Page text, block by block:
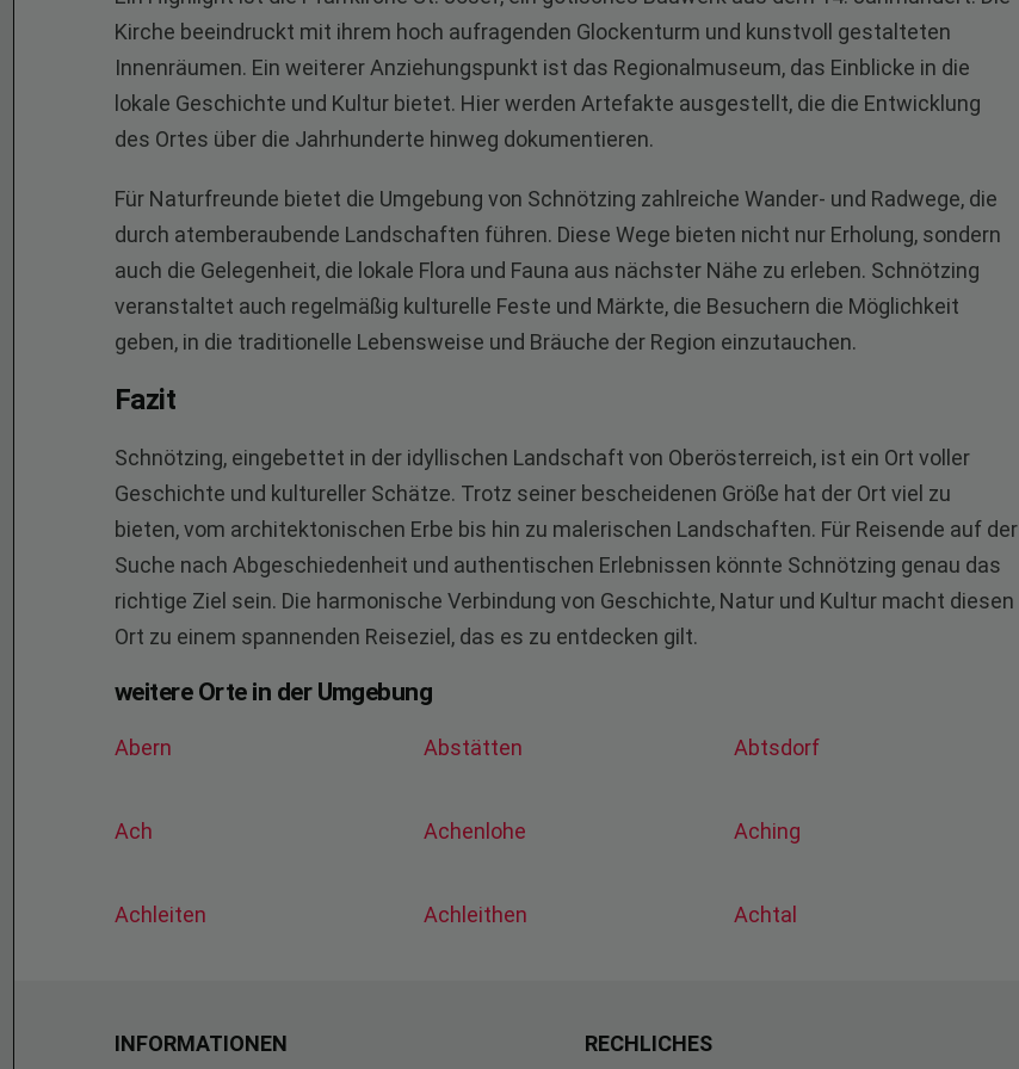
Kirche beeindruckt mit ihrem hoch aufragenden Glockenturm und kunstvoll gestalteten
Innenräumen. Ein weiterer Anziehungspunkt ist das Regionalmuseum, das Einblicke in die
lokale Geschichte und Kultur bietet. Hier werden Artefakte ausgestellt, die die Entwicklung
des Ortes über die Jahrhunderte hinweg dokumentieren.
Für Naturfreunde bietet die Umgebung von Schnötzing zahlreiche Wander- und Radwege, die
durch atemberaubende Landschaften führen. Diese Wege bieten nicht nur Erholung, sondern
auch die Gelegenheit, die lokale Flora und Fauna aus nächster Nähe zu erleben. Schnötzing
veranstaltet auch regelmäßig kulturelle Feste und Märkte, die Besuchern die Möglichkeit
geben, in die traditionelle Lebensweise und Bräuche der Region einzutauchen.
Fazit
Schnötzing, eingebettet in der idyllischen Landschaft von Oberösterreich, ist ein Ort voller
Geschichte und kultureller Schätze. Trotz seiner bescheidenen Größe hat der Ort viel zu
bieten, vom architektonischen Erbe bis hin zu malerischen Landschaften. Für Reisende auf der
Suche nach Abgeschiedenheit und authentischen Erlebnissen könnte Schnötzing genau das
richtige Ziel sein. Die harmonische Verbindung von Geschichte, Natur und Kultur macht diesen
Ort zu einem spannenden Reiseziel, das es zu entdecken gilt.
weitere Orte in der Umgebung
Abern Abstätten Abtsdorf
Ach Achenlohe Aching
Achleiten Achleithen Achtal
INFORMATIONEN RECHLICHES